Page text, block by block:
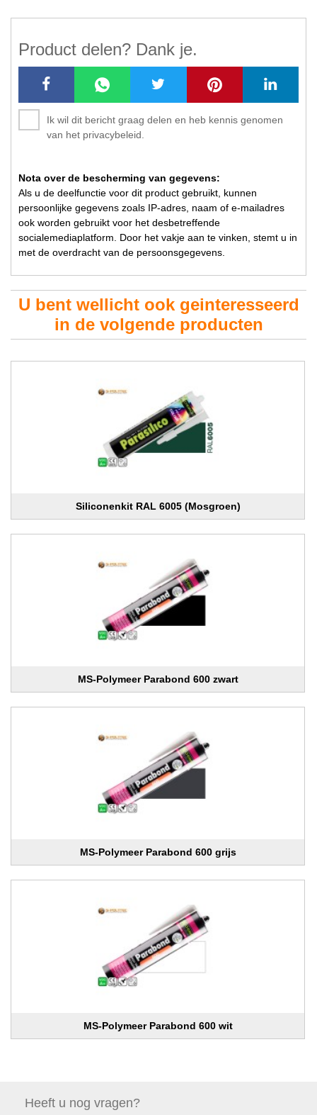
Product delen? Dank je.
Ik wil dit bericht graag delen en heb kennis genomen
van het privacybeleid.
Nota over de bescherming van gegevens:
Als u de deelfunctie voor dit product gebruikt, kunnen
persoonlijke gegevens zoals IP-adres, naam of e-mailadres
ook worden gebruikt voor het desbetreffende
socialemediaplatform. Door het vakje aan te vinken, stemt u in
met de overdracht van de persoonsgegevens.
U bent wellicht ook geinteresseerd
in de volgende producten
Siliconenkit RAL 6005 (Mosgroen)
MS-Polymeer Parabond 600 zwart
MS-Polymeer Parabond 600 grijs
MS-Polymeer Parabond 600 wit
Heeft u nog vragen?